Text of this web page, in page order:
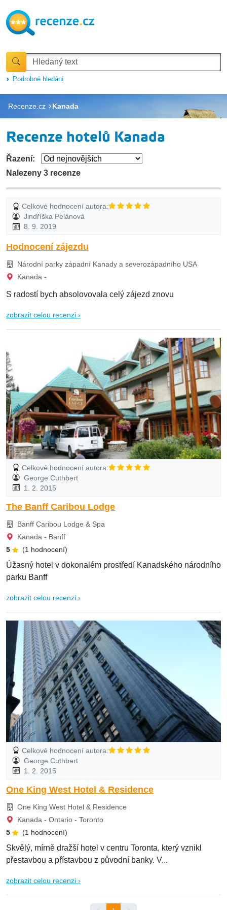
Podrobné hledání
Recenze.cz Kanada
Recenze hotelů Kanada
Nalezeny 3 recenze
Řazení:
Celkové hodnocení autora:
Jindříška Pelánová
8. 9. 2019
Hodnocení zájezdu
Národní parky západní Kanady a severozápadního USA
Kanada -
S radostí bych absolovovala celý zájezd znovu
zobrazit celou recenzi ›
Celkové hodnocení autora:
George Cuthbert
1. 2. 2015
The Banff Caribou Lodge
Banff Caribou Lodge & Spa
Kanada - Banff
5
(1 hodnocení)
Úžasný hotel v dokonalém prostředí Kanadského národního
parku Banff
zobrazit celou recenzi ›
Celkové hodnocení autora:
George Cuthbert
1. 2. 2015
One King West Hotel & Residence
One King West Hotel & Residence
Kanada - Ontario - Toronto
5
(1 hodnocení)
Skvělý, mírně dražší hotel v centru Toronta, který vznikl
přestavbou a přístavbou z původní banky. V...
zobrazit celou recenzi ›